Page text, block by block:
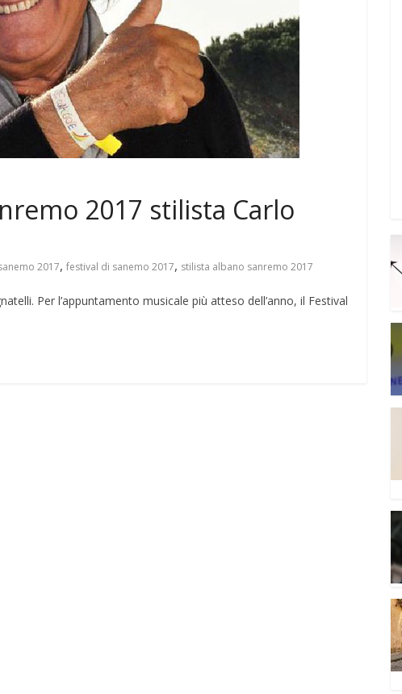
2017 stilista Carlo
2017, festival di sanemo 2017, stilista albano sanremo 2017
Per l’appuntamento musicale più atteso dell’anno, il Festival